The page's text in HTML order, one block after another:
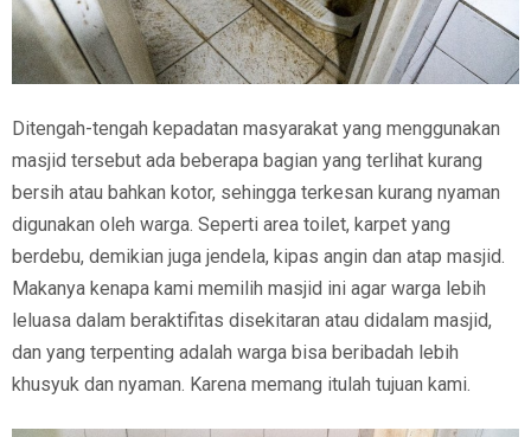
Ditengah-tengah kepadatan masyarakat yang menggunakan
masjid tersebut ada beberapa bagian yang terlihat kurang
bersih atau bahkan kotor, sehingga terkesan kurang nyaman
digunakan oleh warga. Seperti area toilet, karpet yang
berdebu, demikian juga jendela, kipas angin dan atap masjid.
Makanya kenapa kami memilih masjid ini agar warga lebih
leluasa dalam beraktifitas disekitaran atau didalam masjid,
dan yang terpenting adalah warga bisa beribadah lebih
khusyuk dan nyaman. Karena memang itulah tujuan kami.